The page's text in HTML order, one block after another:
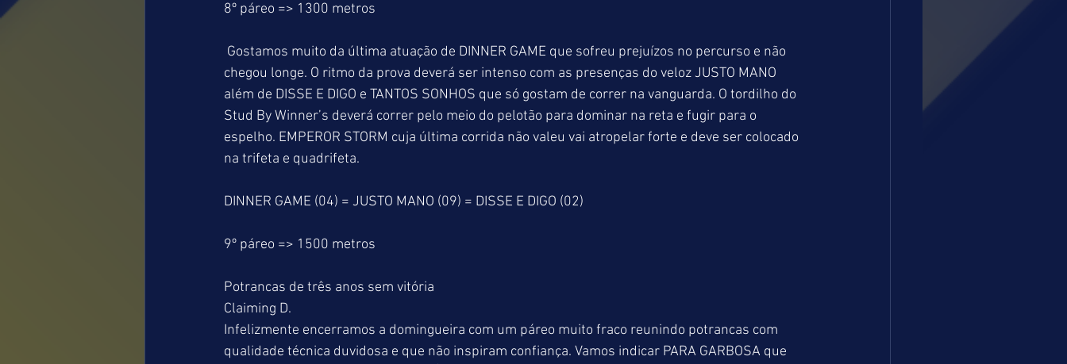
8º páreo => 1300 metros
chegou longe. O ritmo da prova deverá ser intenso com as presenças do veloz JUSTO MANO
além de DISSE E DIGO e TANTOS SONHOS que só gostam de correr na vanguarda. O tordilho do
Stud By Winner’s deverá correr pelo meio do pelotão para dominar na reta e fugir para o
espelho. EMPEROR STORM cuja última corrida não valeu vai atropelar forte e deve ser colocado
na trifeta e quadrifeta.
DINNER GAME (04) = JUSTO MANO (09) = DISSE E DIGO (02)
9º páreo => 1500 metros
Potrancas de três anos sem vitória
Claiming D.
Infelizmente encerramos a domingueira com um páreo muito fraco reunindo potrancas com
qualidade técnica duvidosa e que não inspiram confiança. Vamos indicar PARA GARBOSA que